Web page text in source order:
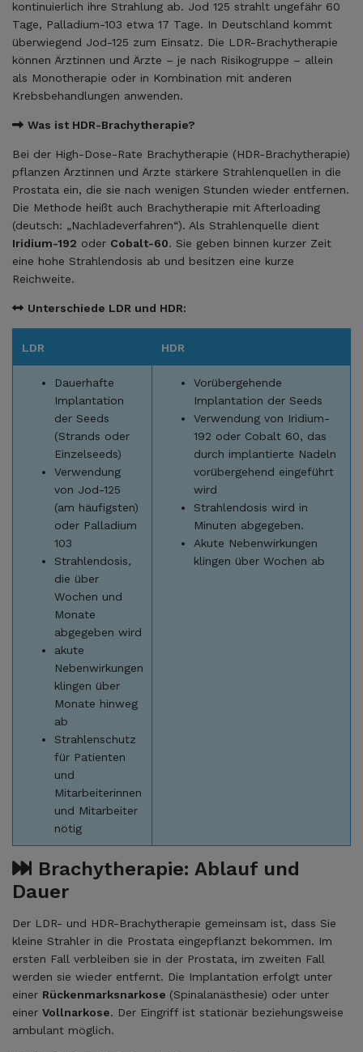
kontinuierlich ihre Strahlung ab. Jod 125 strahlt ungefähr 60
Tage, Palladium-103 etwa 17 Tage. In Deutschland kommt
überwiegend Jod-125 zum Einsatz. Die LDR-Brachytherapie
können Ärztinnen und Ärzte – je nach Risikogruppe – allein
als Monotherapie oder in Kombination mit anderen
Krebsbehandlungen anwenden.
Was ist HDR-Brachytherapie?
Bei der High-Dose-Rate Brachytherapie (HDR-Brachytherapie)
pflanzen Ärztinnen und Ärzte stärkere Strahlenquellen in die
Prostata ein, die sie nach wenigen Stunden wieder entfernen.
Die Methode heißt auch Brachytherapie mit Afterloading
(deutsch: „Nachladeverfahren“). Als Strahlenquelle dient
Iridium-192 oder Cobalt-60. Sie geben binnen kurzer Zeit
eine hohe Strahlendosis ab und besitzen eine kurze
Reichweite.
Unterschiede LDR und HDR:
LDR HDR
Dauerhafte
Implantation
der Seeds
(Strands oder
Einzelseeds)
Verwendung
von Jod-125
(am häufigsten)
oder Palladium
103
Strahlendosis,
die über
Wochen und
Monate
abgegeben wird
akute
Nebenwirkungen
klingen über
Monate hinweg
ab
Strahlenschutz
für Patienten
und
Mitarbeiterinnen
und Mitarbeiter
nötig
Vorübergehende
Implantation der Seeds
Verwendung von Iridium-
192 oder Cobalt 60, das
durch implantierte Nadeln
vorübergehend eingeführt
wird
Strahlendosis wird in
Minuten abgegeben.
Akute Nebenwirkungen
klingen über Wochen ab
Brachytherapie: Ablauf und
Dauer
Der LDR- und HDR-Brachytherapie gemeinsam ist, dass Sie
kleine Strahler in die Prostata eingepflanzt bekommen. Im
ersten Fall verbleiben sie in der Prostata, im zweiten Fall
werden sie wieder entfernt. Die Implantation erfolgt unter
einer Rückenmarksnarkose (Spinalanästhesie) oder unter
einer Vollnarkose. Der Eingriff ist stationär beziehungsweise
ambulant möglich.